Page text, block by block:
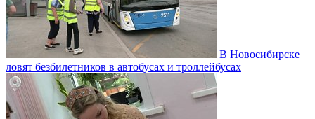
В Новосибирске
ловят безбилетников в автобусах и троллейбусах